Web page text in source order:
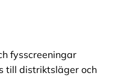
fysscreeningar
till distriktsläger och